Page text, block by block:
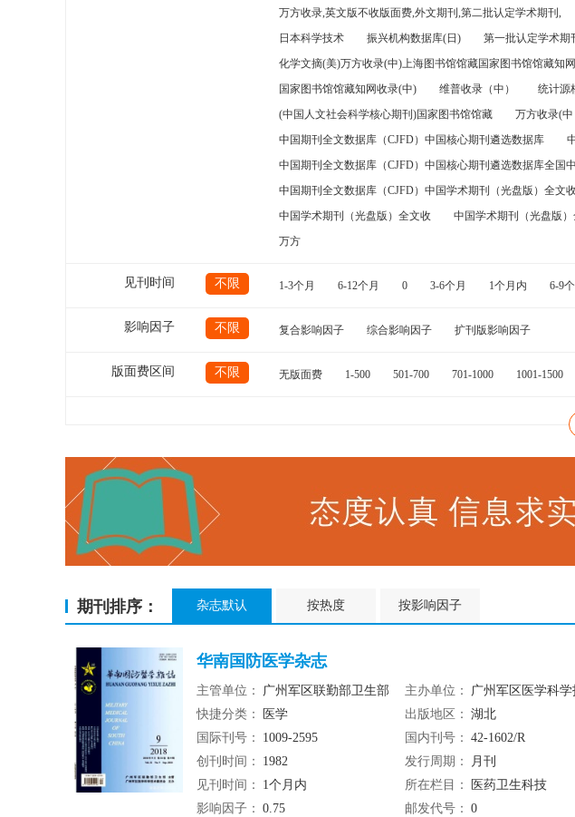
万方收录,英文版不收版面费,外文期刊,第二批认定学术期刊,
日本科学技术
振兴机构数据库(日) 第一批认定学术期
化学文摘(美)万方收录(中)上海图书馆馆藏国家图书馆馆藏知
国家图书馆馆藏知网收录(中)
维普收录（中） 统计源
(中国人文社会科学核心期刊)国家图书馆馆藏
万方收录(中
中国期刊全文数据库（CJFD）中国核心期刊遴选数据库
中国期刊全文数据库（CJFD）中国核心期刊遴选数据库全国
中国期刊全文数据库（CJFD）中国学术期刊（光盘版）全文收
中国学术期刊（光盘版）全文收
中国学术期刊（光盘版）
万方
见刊时间 不限 1-3个月 6-12个月 0 3-6个月 1个月内 6-9
影响因子 不限 复合影响因子 综合影响因子 扩刊版影响因子
版面费区间 不限 无版面费 1-500 501-700 701-1000 1001-1500
期刊排序： 杂志默认 按热度 按影响因子
华南国防医学杂志
主管单位： 广州军区联勤部卫生部 主办单位：
广州军区医学科学技术委
快捷分类：
医学 出版地区： 湖北
国际刊号：
1009-2595 国内刊号： 42-1602/R
创刊时间：
1982 发行周期：
月刊
见刊时间：
1个月内 所在栏目：
医药卫生科技
影响因子： 0.75 邮发代号： 0